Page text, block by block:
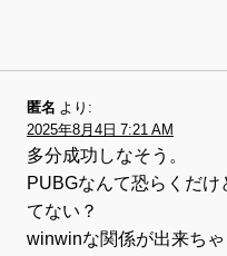
匿名 より:
2025年8月4日 7:21 AM
多分成功しなそう。
PUBGなんて恐らくだ
てない？
winwinな関係が出来ち